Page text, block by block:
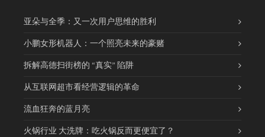
亚朵与全季：又一次用户思维的胜利
小鹏女形机器人：一个照亮未来的豪赌
拆解高德扫街榜的 “真实” 陷阱
从互联网超市看经营逻辑的革命
流血狂奔的蓝月亮
火锅行业 大洗牌：吃火锅反而更便宜了？